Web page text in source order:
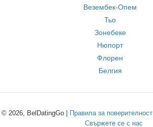
Везембек-Опем
Тьо
Зонебеке
Нюпорт
Флорен
Белгия
© 2026, BelDatingGo | Правила за поверителност
Свържете се с нас